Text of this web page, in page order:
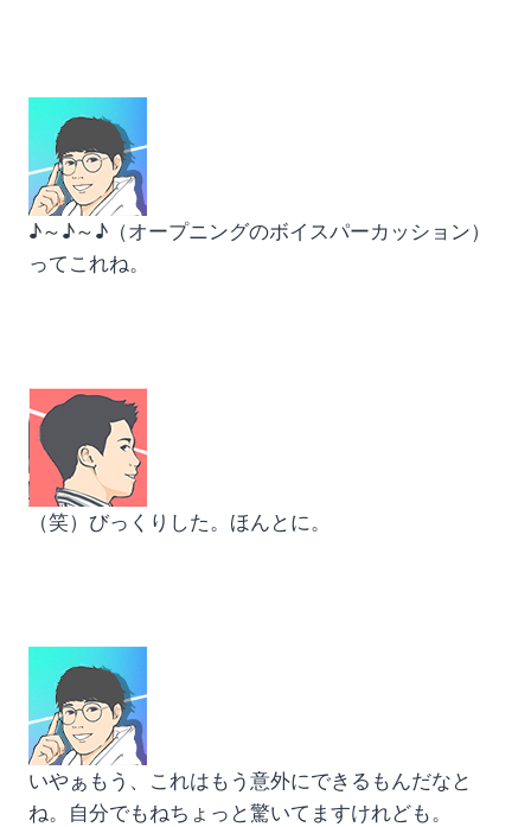
♪～♪～♪（オープニングのボイスパーカッション）
ってこれね。
（笑）びっくりした。ほんとに。
いやぁもう、これはもう意外にできるもんだなと
ね。自分でもねちょっと驚いてますけれども。